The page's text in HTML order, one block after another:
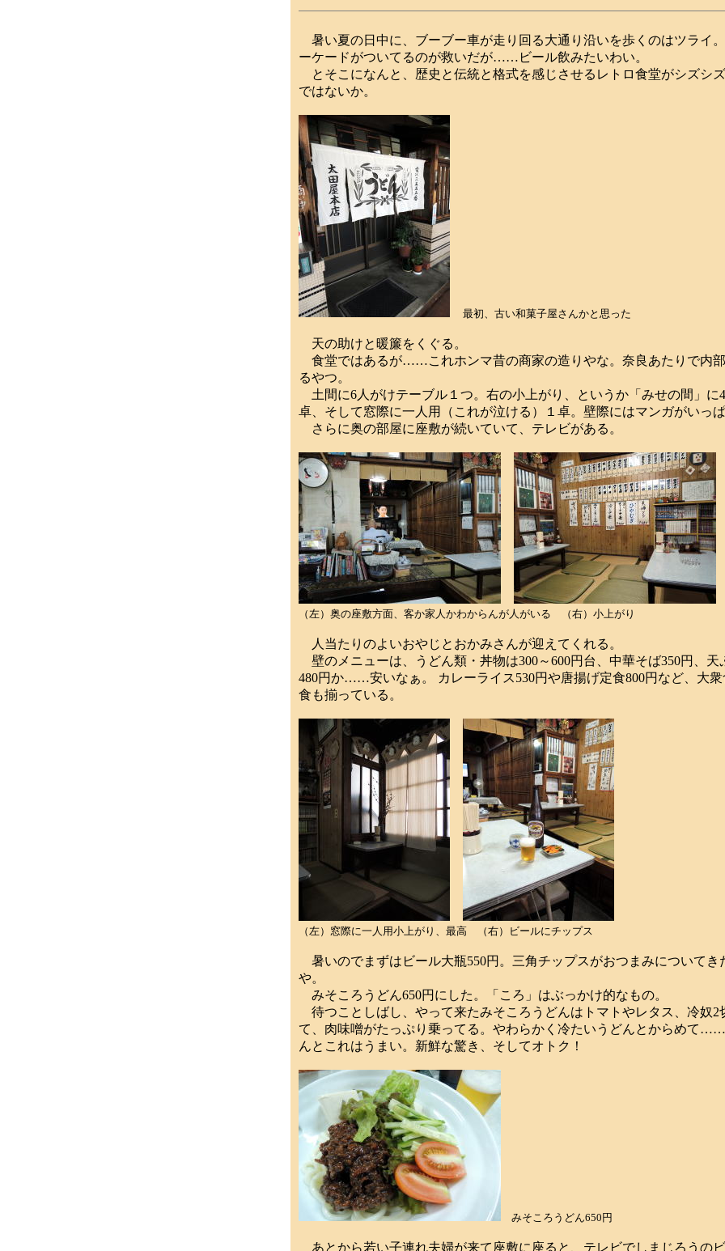
暑い夏の日中に、ブーブー車が走り回る大通り沿いを歩くのはツライ
ーケードがついてるのが救いだが……ビール飲みたいわい。
とそこになんと、歴史と伝統と格式を感じさせるレトロ食堂がシズシ
ではないか。
最初、古い和菓子屋さんかと思った
天の助けと暖簾をくぐる。
食堂ではあるが……これホンマ昔の商家の造りやな。奈良あたりで内部
るやつ。
土間に6人がけテーブル１つ。右の小上がり、というか「みせの間」に
卓、そして窓際に一人用（これが泣ける）１卓。壁際にはマンガがいっぱ
さらに奥の部屋に座敷が続いていて、テレビがある。
（左）奥の座敷方面、客か家人かわからんが人がいる （右）小上がり
人当たりのよいおやじとおかみさんが迎えてくれる。
壁のメニューは、うどん類・丼物は300～600円台、中華そば350円、天
480円か……安いなぁ。 カレーライス530円や唐揚げ定食800円など、大
食も揃っている。
（左）窓際に一人用小上がり、最高 （右）ビールにチップス
暑いのでまずはビール大瓶550円。三角チップスがおつまみについてき
や。
みそころうどん650円にした。「ころ」はぶっかけ的なもの。
待つことしばし、やって来たみそころうどんはトマトやレタス、冷奴2
て、肉味噌がたっぷり乗ってる。やわらかく冷たいうどんとからめて
んとこれはうまい。新鮮な驚き、そしてオトク！
みそころうどん650円
あとから若い子連れ夫婦が来て座敷に座ると、テレビでしまじろうの